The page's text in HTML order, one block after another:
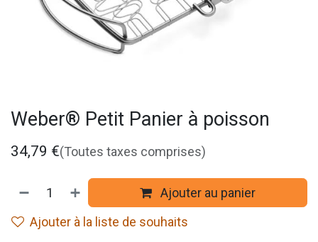
Weber® Petit Panier à poisson
34,79 €(Toutes taxes comprises)
Ajouter au panier
Ajouter à la liste de souhaits